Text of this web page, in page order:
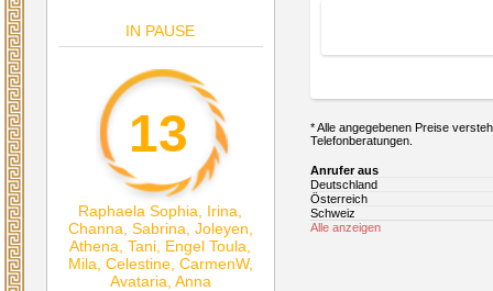
IN PAUSE
13
Raphaela Sophia Irina
Channa Sabrina Joleyen
Athena ,Tani Engel Toula
Mila Celestine CarmenW,
Avataria Anna
* Alle angegebenen Preise
Telefonberatungen.
Anrufer aus
Deutschland
Österreich
Schweiz
Alle anzeigen